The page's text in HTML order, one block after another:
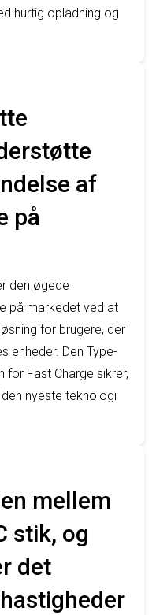
hurtig opladning og
af
på
den øgede
på markedet ved at
for brugere, der
enheder. Den Type-
for Fast Charge sikrer,
nyeste teknologi
mellem
stik, og
det